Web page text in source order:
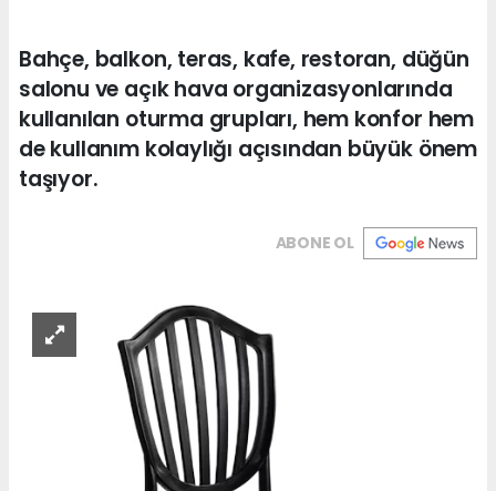
Bahçe, balkon, teras, kafe, restoran, düğün
salonu ve açık hava organizasyonlarında
kullanılan oturma grupları, hem konfor hem
de kullanım kolaylığı açısından büyük önem
taşıyor.
ABONE OL